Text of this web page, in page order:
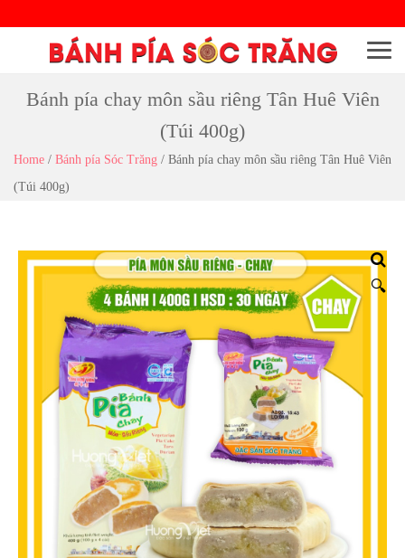
Menu
Bánh pía chay môn sầu riêng Tân Huê Viên
(Túi 400g)
Home / Bánh pía Sóc Trăng / Bánh pía chay môn sầu riêng Tân Huê Viên
(Túi 400g)
🔍